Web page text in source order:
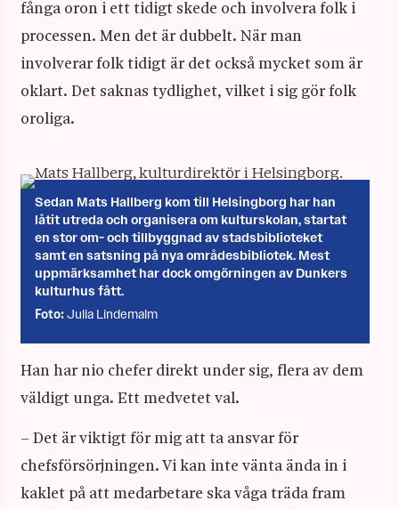
fånga oron i ett tidigt skede och involvera folk i
processen. Men det är dubbelt. När man
involverar folk tidigt är det också mycket som är
oklart. Det saknas tydlighet, vilket i sig gör folk
oroliga.
Sedan Mats Hallberg kom till Helsingborg har han
låtit utreda och organisera om kulturskolan, startat
en stor om- och tillbyggnad av stadsbiblioteket
samt en satsning på nya områdesbibliotek. Mest
uppmärksamhet har dock omgörningen av Dunkers
kulturhus fått.
Foto: Julia Lindemalm
Han har nio chefer direkt under sig, flera av dem
väldigt unga. Ett medvetet val.
– Det är viktigt för mig att ta ansvar för
chefsförsörjningen. Vi kan inte vänta ända in i
kaklet på att medarbetare ska våga träda fram